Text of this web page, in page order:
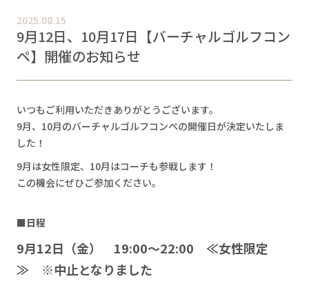
料金プラン
アクセス
お問い合わせ
リクルート
2025.08.15
9月12日、10月17日【バーチャルゴルフコン
ペ】開催のお知らせ
いつもご利用いただきありがとうございます。
9月、10月のバーチャルゴルフコンペの開催日が決定いたしま
した！
9月は女性限定、10月はコーチも参戦します！
この機会にぜひご参加ください。
■日程
9月12日（金） 19:00〜22:00 ≪女性限定
≫ ※中止となりました